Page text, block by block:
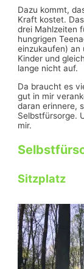
Dazu kommt,
Kraft kostet.
drei Mahlzeiten
hungrigen
einzukaufen) an
Kinder und
lange nicht auf.
Da braucht es
gut in mir
daran erinnere,
Selbstfürsorge.
mir.
Sitzplatz